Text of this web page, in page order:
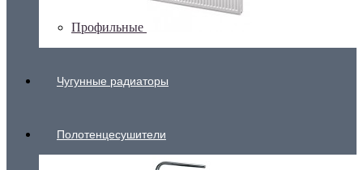
Профильные
Чугунные радиаторы
Полотенцесушители